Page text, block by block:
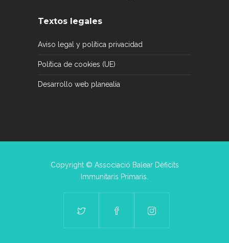
Textos legales
Aviso legal y política privacidad
Política de cookies (UE)
Desarrollo web planealia
Copyright © Associació Balear Dèficits
Immunitaris Primaris.